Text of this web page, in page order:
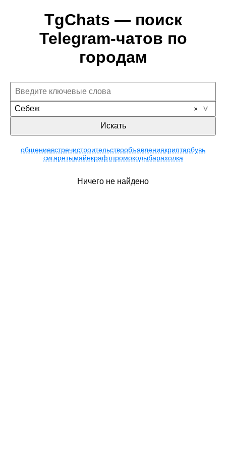
TgChats — поиск
Telegram-чатов по
городам
Себеж
Искать
общениевстречистроительствообъявлениякриптаобувь
сигаретымайнкрафтпромокодыбарахолка
Ничего не найдено